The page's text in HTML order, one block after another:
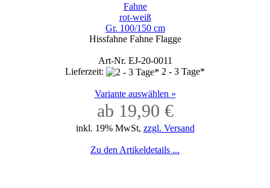
Fahne
rot-weiß
Gr. 100/150 cm
Hissfahne Fahne Flagge
Art-Nr. EJ-20-0011
Lieferzeit:
2 - 3 Tage*
Variante auswählen »
ab 19,90 €
inkl. 19% MwSt, zzgl. Versand
Zu den Artikeldetails ...